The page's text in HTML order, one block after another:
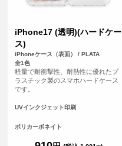
iPhone17 (透明)(ハードケー
ス)
iPhoneケース（表面） / PLATA
全1色
軽量で耐衝撃性、耐熱性に優れたプ
ラスチック製のスマホハードケース
です。
UVインクジェット印刷
ポリカーボネイト